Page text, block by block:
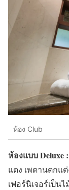
ห้อง Club
ห้องแบบ Deluxe :
แดง เพดานตกแต่
เฟอร์นิเจอร์เป็น